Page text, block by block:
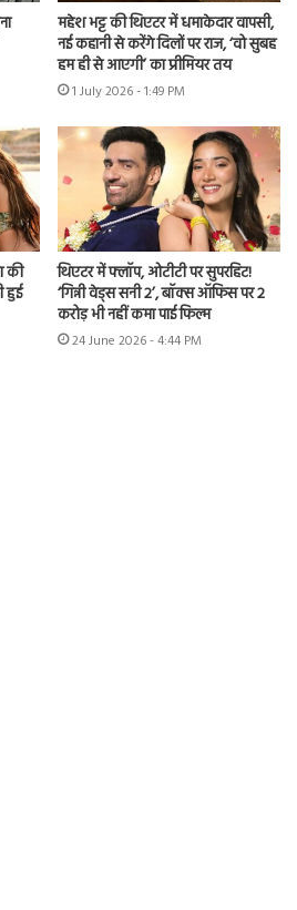
महेश भट्ट की थिएटर में धमाकेदार वापसी,
नई कहानी से करेंगे दिलों पर राज, ‘वो सुबह
हम ही से आएगी’ का प्रीमियर तय
1 July 2026 - 1:49 PM
की
हुई
थिएटर में फ्लॉप, ओटीटी पर सुपरहिट!
‘गिन्नी वेड्स सनी 2’, बॉक्स ऑफिस पर 2
करोड़ भी नहीं कमा पाई फिल्म
24 June 2026 - 4:44 PM